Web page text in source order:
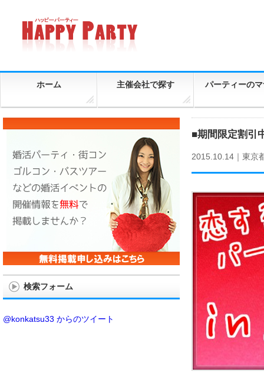
ホーム 主催会社で探す パーティーの
■期間限定割引
2015.10.14｜ 東京
検索フォーム
@konkatsu33 からのツイート